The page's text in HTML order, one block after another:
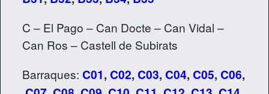
C – El Pago – Can Docte – Can Vidal –
Can Ros – Castell de Subirats
Barraques: C01, C02, C03, C04, C05, C06,